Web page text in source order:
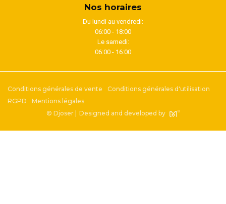
Nos horaires
Du lundi au vendredi:
06:00 - 18:00
Le samedi:
06:00 - 16:00
Conditions générales de vente
Conditions générales d'utilisation
RGPD
Mentions légales
© Djoser |
Designed and developed by